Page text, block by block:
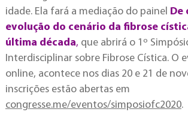
idade. Ela fará a mediação do painel De
evolução do cenário da fibrose
última década, que abrirá o 1º
Interdisciplinar sobre Fibrose Cística. O
online, acontece nos dias 20 e 21 de
inscrições estão abertas em
congresse.me/eventos/simposiofc2020.